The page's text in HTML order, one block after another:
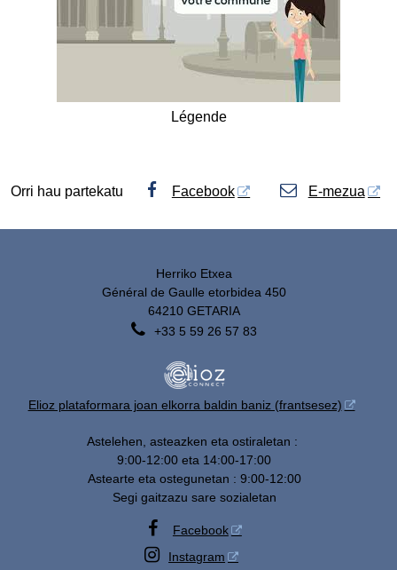
Légende
Orri hau partekatu Facebook E-mezua
Herriko Etxea
Général de Gaulle etorbidea 450
64210 GETARIA
 +33 5 59 26 57 83
Elioz plataformara joan elkorra baldin baniz (frantsesez)
Astelehen, asteazken eta ostiraletan :
9:00-12:00 eta 14:00-17:00
Astearte eta ostegunetan : 9:00-12:00
Segi gaitzazu sare sozialetan
 Facebook
 Instagram